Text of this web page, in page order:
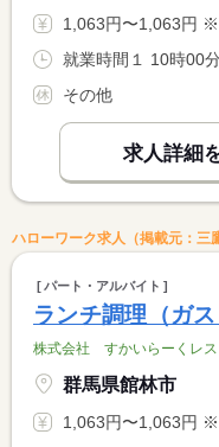
1,063円〜1,063円 ※フルタイム求人の場
その他
求人詳細
ハローワーク求人（掲載元：三
パート・アルバイト
ランチ調理（ガ
株式会社 すかいらーくレス
群馬県館林市
1,063円〜1,063円 ※フルタイム求人の場